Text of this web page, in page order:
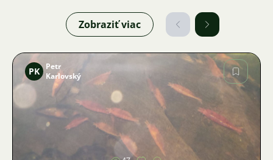
Zobraziť viac
Obrázok
PK
Petr
Karlovský